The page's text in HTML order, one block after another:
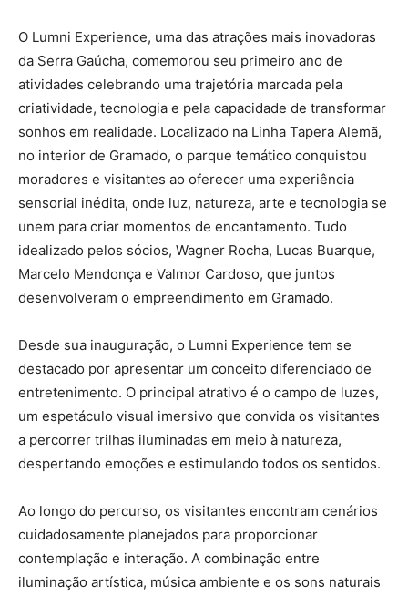
O Lumni Experience, uma das atrações mais inovadoras
da Serra Gaúcha, comemorou seu primeiro ano de
atividades celebrando uma trajetória marcada pela
criatividade, tecnologia e pela capacidade de transformar
sonhos em realidade. Localizado na Linha Tapera Alemã,
no interior de Gramado, o parque temático conquistou
moradores e visitantes ao oferecer uma experiência
sensorial inédita, onde luz, natureza, arte e tecnologia se
unem para criar momentos de encantamento. Tudo
idealizado pelos sócios, Wagner Rocha, Lucas Buarque,
Marcelo Mendonça e Valmor Cardoso, que juntos
desenvolveram o empreendimento em Gramado.
Desde sua inauguração, o Lumni Experience tem se
destacado por apresentar um conceito diferenciado de
entretenimento. O principal atrativo é o campo de luzes,
um espetáculo visual imersivo que convida os visitantes
a percorrer trilhas iluminadas em meio à natureza,
despertando emoções e estimulando todos os sentidos.
Ao longo do percurso, os visitantes encontram cenários
cuidadosamente planejados para proporcionar
contemplação e interação. A combinação entre
iluminação artística, música ambiente e os sons naturais